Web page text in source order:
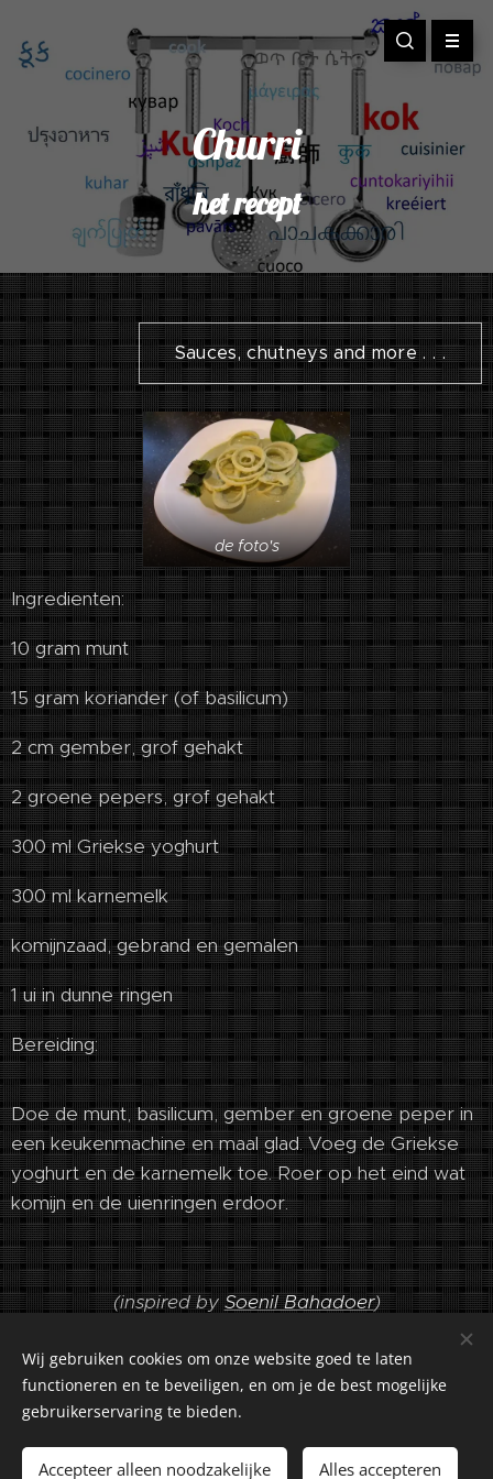
Churri
het recept
Sauces, chutneys and more . . .
de foto's
Ingredienten:
10 gram munt
15 gram koriander (of basilicum)
2 cm gember, grof gehakt
2 groene pepers, grof gehakt
300 ml Griekse yoghurt
300 ml karnemelk
komijnzaad, gebrand en gemalen
1 ui in dunne ringen
Bereiding:
Doe de munt, basilicum, gember en groene peper in
een keukenmachine en maal glad. Voeg de Griekse
yoghurt en de karnemelk toe. Roer op het eind wat
komijn en de uienringen erdoor.
(inspired by Soenil Bahadoer)
©2018-2026 Kuiranto Culinary Creations. Oosseldstraat 8,
Wij gebruiken cookies om onze website goed te laten
functioneren en te beveiligen, en om je de best mogelijke
gebruikerservaring te bieden.
Accepteer alleen noodzakelijke Alles accepteren